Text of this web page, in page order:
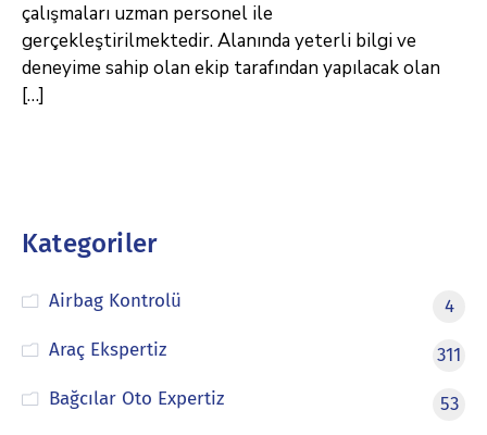
çalışmaları uzman personel ile
gerçekleştirilmektedir. Alanında yeterli bilgi ve
deneyime sahip olan ekip tarafından yapılacak olan
[…]
Kategoriler
Airbag Kontrolü
4
Araç Ekspertiz
311
Bağcılar Oto Expertiz
53